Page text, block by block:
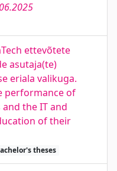
ettevõtete
asutaja(te)
eriala valikuga.
performance of
and the IT and
of their
theses